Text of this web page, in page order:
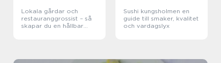
Lokala gårdar och
restauranggrossist – så
skapar du en hållbar
Sushi kungsholmen en
guide till smaker, kvalitet
och vardagslyx